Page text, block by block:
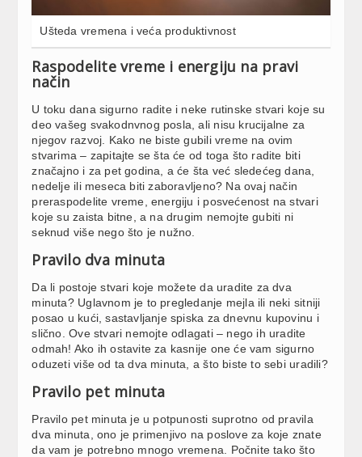
Ušteda vremena i veća produktivnost
Raspodelite vreme i energiju na pravi
način
U toku dana sigurno radite i neke rutinske stvari koje su
deo vašeg svakodnvnog posla, ali nisu krucijalne za
njegov razvoj. Kako ne biste gubili vreme na ovim
stvarima – zapitajte se šta će od toga što radite biti
značajno i za pet godina, a će šta već sledećeg dana,
nedelje ili meseca biti zaboravljeno? Na ovaj način
preraspodelite vreme, energiju i posvećenost na stvari
koje su zaista bitne, a na drugim nemojte gubiti ni
seknud više nego što je nužno.
Pravilo dva minuta
Da li postoje stvari koje možete da uradite za dva
minuta? Uglavnom je to pregledanje mejla ili neki sitniji
posao u kući, sastavljanje spiska za dnevnu kupovinu i
slično. Ove stvari nemojte odlagati – nego ih uradite
odmah! Ako ih ostavite za kasnije one će vam sigurno
oduzeti više od ta dva minuta, a što biste to sebi uradili?
Pravilo pet minuta
Pravilo pet minuta je u potpunosti suprotno od pravila
dva minuta, ono je primenjivo na poslove za koje znate
da vam je potrebno mnogo vremena. Počnite tako što